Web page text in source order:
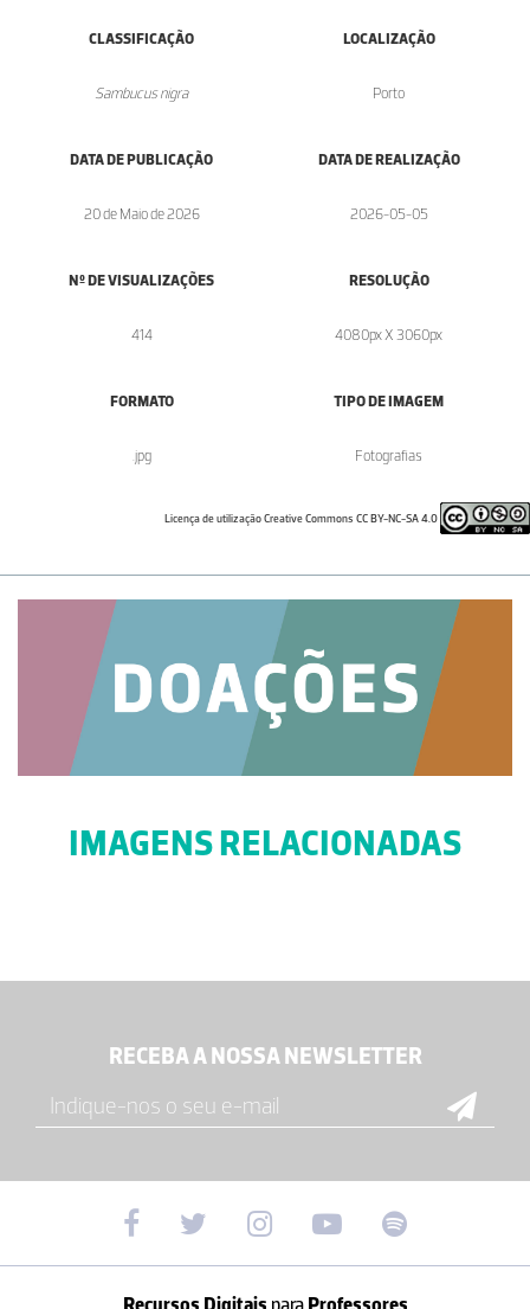
CLASSIFICAÇÃO
Sambucus nigra
LOCALIZAÇÃO
Porto
DATA DE PUBLICAÇÃO
20 de Maio de 2026
DATA DE REALIZAÇÃO
2026-05-05
Nº DE VISUALIZAÇÕES
414
RESOLUÇÃO
4080px X 3060px
FORMATO
.jpg
TIPO DE IMAGEM
Fotografias
Licença de utilização Creative Commons CC BY-NC-SA 4.0
IMAGENS RELACIONADAS
RECEBA A NOSSA NEWSLETTER